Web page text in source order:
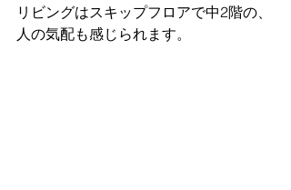
リビングはスキップフロアで中2階の、
人の気配も感じられます。